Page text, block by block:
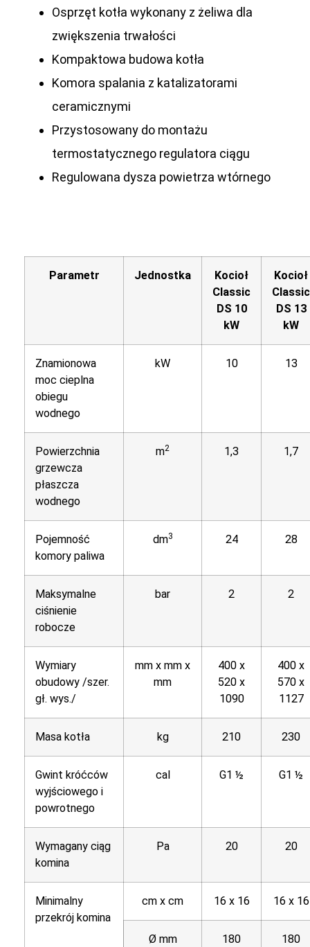
Osprzęt kotła wykonany z żeliwa dla
zwiększenia trwałości
Kompaktowa budowa kotła
Komora spalania z katalizatorami
ceramicznymi
Przystosowany do montażu
termostatycznego regulatora ciągu
Regulowana dysza powietrza wtórnego
Parametr Jednostka
Kocioł
Classic
DS 10
kW
Kocioł
Classic
DS 13
kW
Znamionowa
moc cieplna
obiegu
wodnego
kW 10 13
Powierzchnia
grzewcza
płaszcza
wodnego
m2 1,3 1,7
Pojemność
komory paliwa
dm3 24 28
Maksymalne
ciśnienie
robocze
bar 2 2
Wymiary
obudowy /szer.
gł. wys./
mm x mm x
mm
400 x
520 x
1090
400 x
570 x
1127
Masa kotła kg 210 230
Gwint króćców
wyjściowego i
powrotnego
cal G1 ½ G1 ½
Wymagany ciąg
komina
Pa 20 20
Minimalny
przekrój komina
cm x cm 16 x 16 16 x 16
Ø mm 180 180